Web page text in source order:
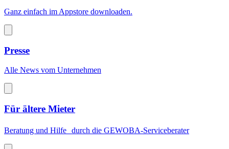
Ganz einfach im Appstore downloaden.
Presse
Alle News vom Unternehmen
Für ältere Mieter
Beratung und Hilfe durch die GEWOBA-Serviceberater